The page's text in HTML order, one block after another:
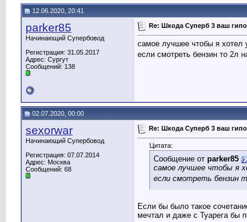
12.06.2020, 20:41
parker85
Начинающий Супербовод
Регистрация: 31.05.2017
Адрес: Сургут
Сообщений: 138
Re: Шкода Суперб 3 ваш
самое лучшее чтобы я хотел
если смотреть бензин то 2л
02.07.2020, 00:00
sexorwar
Начинающий Супербовод
Регистрация: 07.07.2014
Адрес: Москва
Сообщений: 68
Re: Шкода Суперб 3 ваш
Цитата:
Сообщение от parker85
самое лучшее чтобы я
если смотреть бензин
Если бы было такое
мечтал и даже с Туарега бы